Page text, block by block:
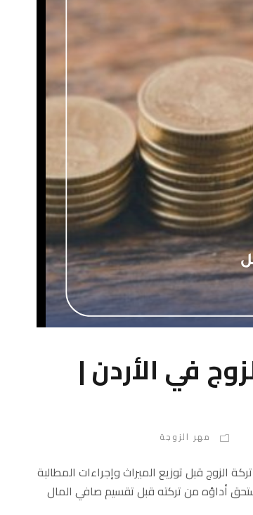
في الأردن |
مهر الزوجة
الزوج قبل توزيع الميراث وإجراءات المطالبة
أداؤه من تركته قبل تقسيم صافي المال